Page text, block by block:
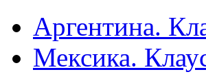
Аргентина.
Мексика.